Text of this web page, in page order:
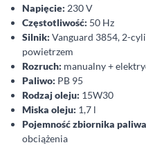
Napięcie: 230 V
Częstotliwość: 50 Hz
Silnik: Vanguard 3854, 2-
powietrzem
Rozruch: manualny +
Paliwo: PB 95
Rodzaj oleju: 15W30
Miska oleju: 1,7 l
Pojemność zbiornika
obciążenia